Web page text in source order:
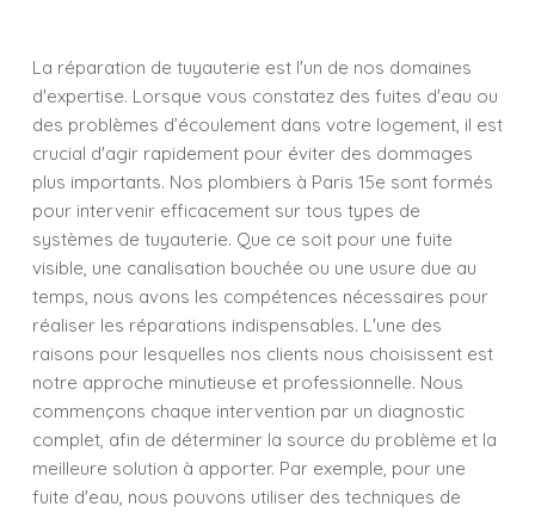
La réparation de tuyauterie est l'un de nos domaines
d'expertise. Lorsque vous constatez des fuites d'eau ou
des problèmes d’écoulement dans votre logement, il est
crucial d'agir rapidement pour éviter des dommages
plus importants. Nos plombiers à Paris 15e sont formés
pour intervenir efficacement sur tous types de
systèmes de tuyauterie. Que ce soit pour une fuite
visible, une canalisation bouchée ou une usure due au
temps, nous avons les compétences nécessaires pour
réaliser les réparations indispensables. L'une des
raisons pour lesquelles nos clients nous choisissent est
notre approche minutieuse et professionnelle. Nous
commençons chaque intervention par un diagnostic
complet, afin de déterminer la source du problème et la
meilleure solution à apporter. Par exemple, pour une
fuite d'eau, nous pouvons utiliser des techniques de